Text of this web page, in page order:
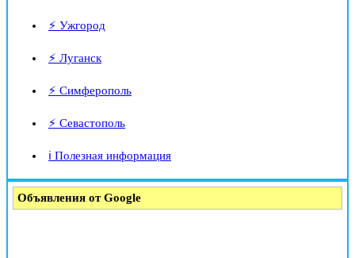
⚡ Ужгород
⚡ Луганск
⚡ Симферополь
⚡ Севастополь
ℹ️ Полезная информация
Объявления от Google